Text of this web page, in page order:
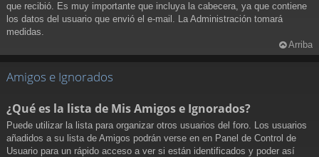
que recibió. Es muy importante que incluya la cabecera, ya que contiene
los datos del usuario que envió el e-mail. La Administración tomará
medidas.
Arriba
Amigos e Ignorados
¿Qué es la lista de Mis Amigos e Ignorados?
Puede utilizar la lista para organizar otros usuarios del foro. Los usuarios
añadidos a su lista de Amigos podrán verse en en Panel de Control de
Usuario para un rápido acceso a ver si están identificados y poder así